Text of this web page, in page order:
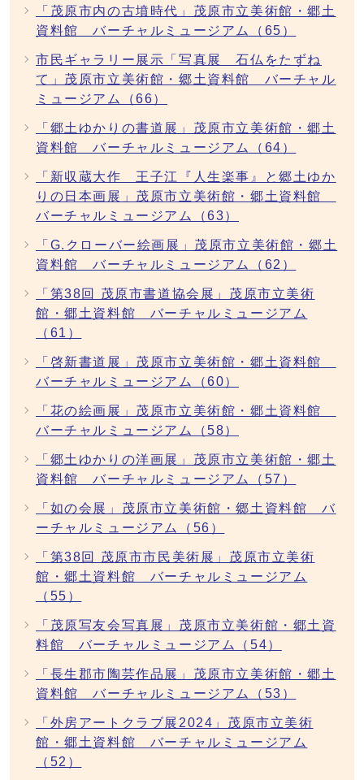
「茂原市内の古墳時代」茂原市立美術館・郷土
資料館 バーチャルミュージアム（65）
市民ギャラリー展示「写真展 石仏をたずね
て」茂原市立美術館・郷土資料館 バーチャル
ミュージアム（66）
「郷土ゆかりの書道展」茂原市立美術館・郷土
資料館 バーチャルミュージアム（64）
「新収蔵大作 王子江『人生楽事』と郷土ゆか
りの日本画展」茂原市立美術館・郷土資料館
バーチャルミュージアム（63）
「G.クローバー絵画展」茂原市立美術館・郷土
資料館 バーチャルミュージアム（62）
「第38回 茂原市書道協会展」茂原市立美術
館・郷土資料館 バーチャルミュージアム
（61）
「啓新書道展」茂原市立美術館・郷土資料館
バーチャルミュージアム（60）
「花の絵画展」茂原市立美術館・郷土資料館
バーチャルミュージアム（58）
「郷土ゆかりの洋画展」茂原市立美術館・郷土
資料館 バーチャルミュージアム（57）
「如の会展」茂原市立美術館・郷土資料館 バ
ーチャルミュージアム（56）
「第38回 茂原市市民美術展」茂原市立美術
館・郷土資料館 バーチャルミュージアム
（55）
「茂原写友会写真展」茂原市立美術館・郷土資
料館 バーチャルミュージアム（54）
「長生郡市陶芸作品展」茂原市立美術館・郷土
資料館 バーチャルミュージアム（53）
「外房アートクラブ展2024」茂原市立美術
館・郷土資料館 バーチャルミュージアム
（52）